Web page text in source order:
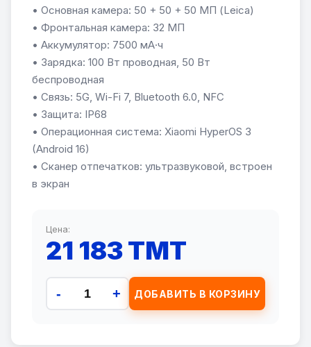
• Основная камера: 50 + 50 + 50 МП (Leica)
• Фронтальная камера: 32 МП
• Аккумулятор: 7500 мА·ч
• Зарядка: 100 Вт проводная, 50 Вт
беспроводная
• Связь: 5G, Wi-Fi 7, Bluetooth 6.0, NFC
• Защита: IP68
• Операционная система: Xiaomi HyperOS 3
(Android 16)
• Сканер отпечатков: ультразвуковой, встроен
в экран
Цена:
21 183 TMT
- + ДОБАВИТЬ В КОРЗИНУ